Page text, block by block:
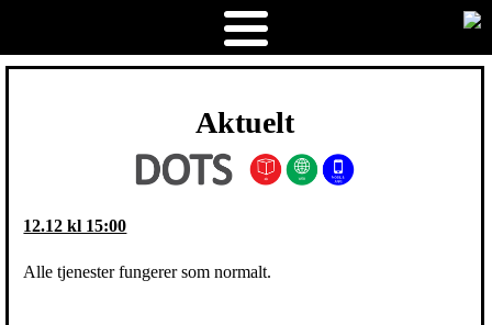
Aktuelt
12.12 kl 15:00
Alle tjenester fungerer som normalt.